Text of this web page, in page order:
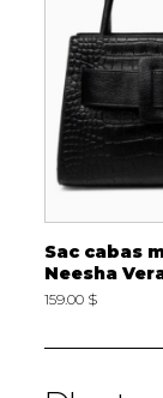
Sac cabas
Neesha
159.00 $